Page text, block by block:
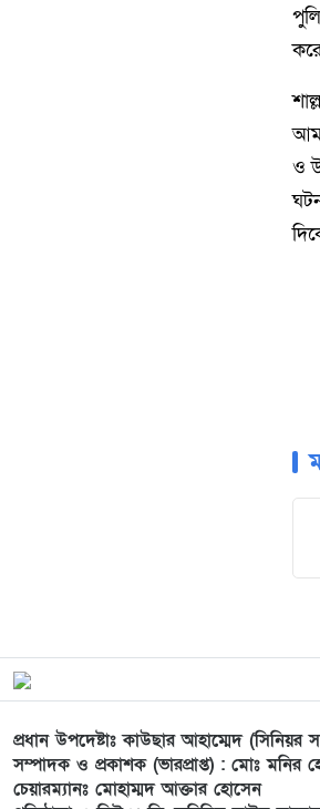
ও
প্রধান উপদেষ্টাঃ কাউছার আহাম্মেদ (সিনিয়র
সম্পাদক ও প্রকাশক (ভারপ্রাপ্ত) : মোঃ মনির
চেয়ারম্যানঃ মোহাম্মদ আক্তার হোসেন